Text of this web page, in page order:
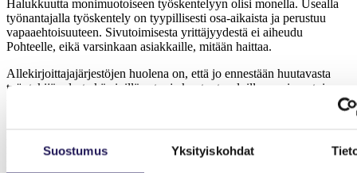
Suostumus Yksityiskohdat
Halukkuutta monimuotoiseen työskentelyyn olisi monella. Usealla
työnantajalla työskentely on tyypillisesti osa-aikaista ja perustuu
vapaaehtoisuuteen. Sivutoimisesta yrittäjyydestä ei aiheudu
Pohteelle, eikä varsinkaan asiakkaille, mitään haittaa.
Allekirjoittajajärjestöjen huolena on, että jo ennestään huutavasta
työntekijäpulasta kärsivillä sote- ja kuntoutusaloilla monimuotoisen
työskentelyn mahdollisuudet näivettyvät ja työmarkkinat jumiutuvat.
henkilöstöpolitiikassa tulee lähteä siitä, mikä on oikeudenmukaista ja
kohtuullista. Pohteen toiminta on puhdasta byrokratiaa, josta on